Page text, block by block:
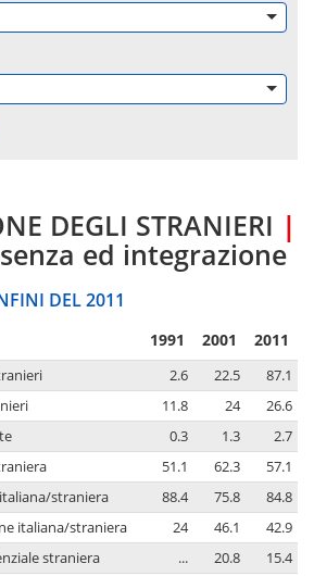
DEGLI STRANIERI |
ed integrazione
DEL 2011
1991 2001 2011
2.6 22.5
87.1
11.8 24
26.6
0.3 1.3
2.7
51.1 62.3
57.1
straniera
88.4 75.8
84.8
italiana/straniera
24 46.1
42.9
straniera
... 20.8
15.4